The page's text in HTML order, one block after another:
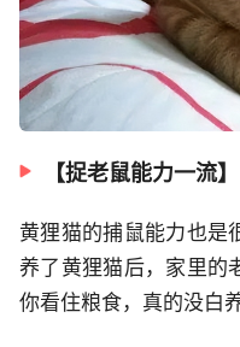
【捉老鼠能力一流】
黄狸猫的捕鼠能力也是
养了黄狸猫后，家里的
你看住粮食，真的没白养